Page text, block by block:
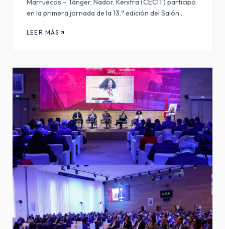
Marruecos – Tánger, Nador, Kénitra (CECIT) participó
en la primera jornada de la 13.ª edición del Salón
y el Mediterráneo – LOGISMED, que se celebra los
LEER MÁS